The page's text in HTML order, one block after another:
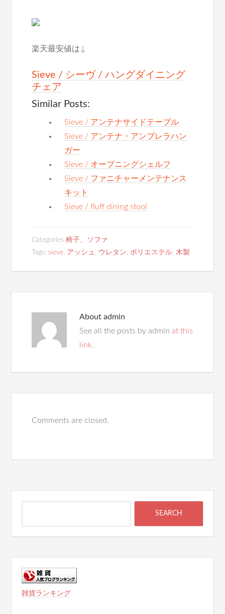
楽天最安値は↓
Sieve / シーヴ / ハングダイニング
チェア
Similar Posts:
Sieve / アンテナサイドテーブル
Sieve / アンテナ・アンブレラハン
ガー
Sieve / オープニングシェルフ
Sieve / ファニチャーメンテナンス
キット
Sieve / fluff dining stool
Categories椅子、ソファ
Tags: sieve, アッシュ , ウレタン,ポリエステル,木製
About admin
See all the posts by adminat this
link.
Comments are closed.
雑貨ランキング